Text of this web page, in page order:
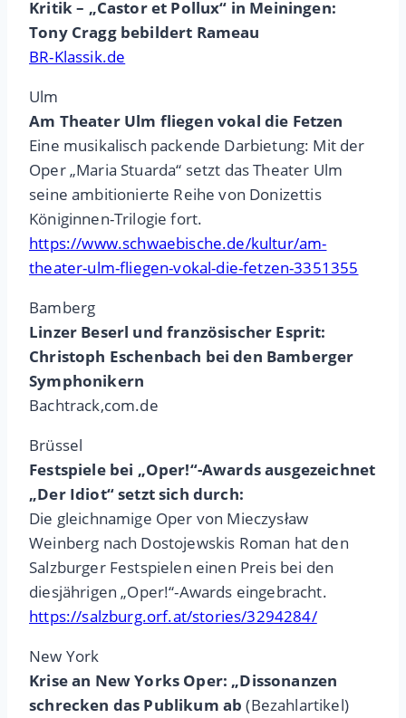
Kritik – „Castor et Pollux“ in Meiningen:
Tony Cragg bebildert Rameau
BR-Klassik.de
Ulm
Am Theater Ulm fliegen vokal die Fetzen
Eine musikalisch packende Darbietung: Mit der
Oper „Maria Stuarda“ setzt das Theater Ulm
seine ambitionierte Reihe von Donizettis
Königinnen-Trilogie fort.
https://www.schwaebische.de/kultur/am-
theater-ulm-fliegen-vokal-die-fetzen-3351355
Bamberg
Linzer Beserl und französischer Esprit:
Christoph Eschenbach bei den Bamberger
Symphonikern
Bachtrack,com.de
Brüssel
Festspiele bei „Oper!“-Awards ausgezeichnet
„Der Idiot“ setzt sich durch:
Die gleichnamige Oper von Mieczysław
Weinberg nach Dostojewskis Roman hat den
Salzburger Festspielen einen Preis bei den
diesjährigen „Oper!“-Awards eingebracht.
https://salzburg.orf.at/stories/3294284/
New York
Krise an New Yorks Oper: „Dissonanzen
schrecken das Publikum ab (Bezahlartikel)